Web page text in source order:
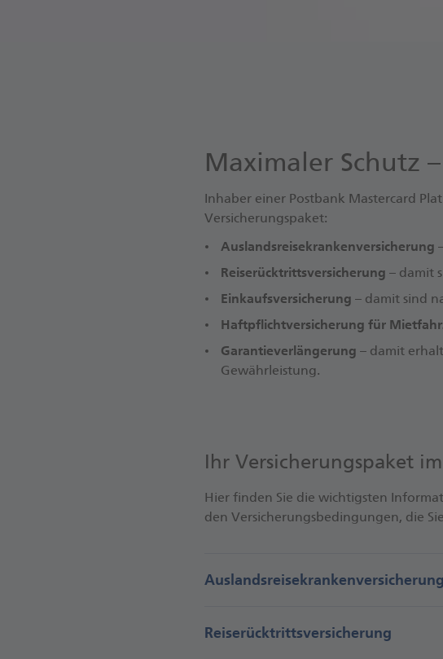
Maximaler Schutz
Inhaber einer Postbank Mastercard
Versicherungspaket:
Auslandsreisekrankenversicherung
Reiserücktrittsversicherung – damit
Einkaufsversicherung – damit sind
Haftpflichtversicherung für
Garantieverlängerung – damit
Gewährleistung.
Ihr Versicherungspaket
Hier finden Sie die wichtigsten
den Versicherungsbedingungen, die
Auslandsreisekrankenversicherung
Reiserücktrittsversicherung